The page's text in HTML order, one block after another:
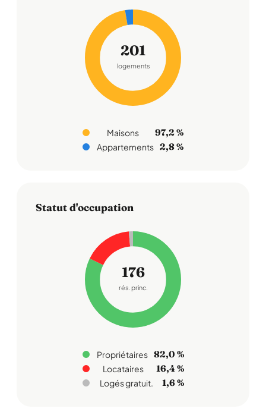
201
logements
Maisons 97,2 %
Appartements 2,8 %
Statut d'occupation
176
rés. princ.
Propriétaires 82,0 %
Locataires 16,4 %
Logés gratuit. 1,6 %